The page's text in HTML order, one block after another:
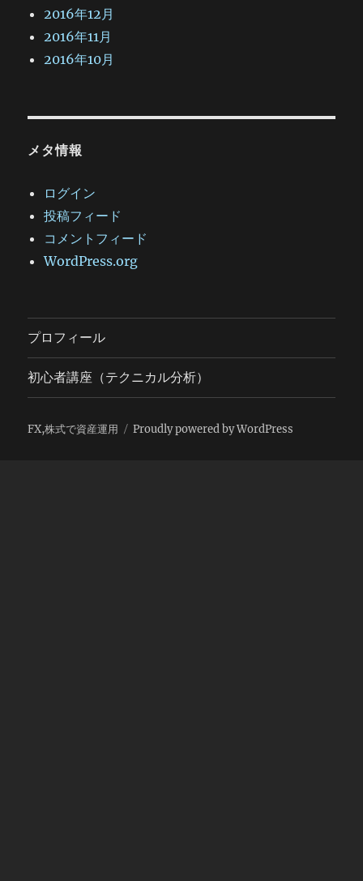
2016年12月
2016年11月
2016年10月
メタ情報
ログイン
投稿フィード
コメントフィード
WordPress.org
プロフィール
初心者講座（テクニカル分析）
FX,株式で資産運用 Proudly powered by WordPress